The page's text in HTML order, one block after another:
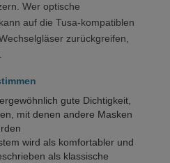
Wer optische
auf die Tusa-kompatiblen
zurückgreifen,
gute Dichtigkeit,
mit denen andere Masken
wird als komfortabler und
als klassische